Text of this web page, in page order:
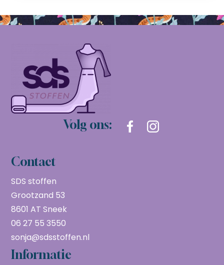
Volg ons:
Contact
SDS stoffen
Grootzand 53
8601 AT Sneek
06 27 55 3550
sonja@sdsstoffen.nl
Informatie